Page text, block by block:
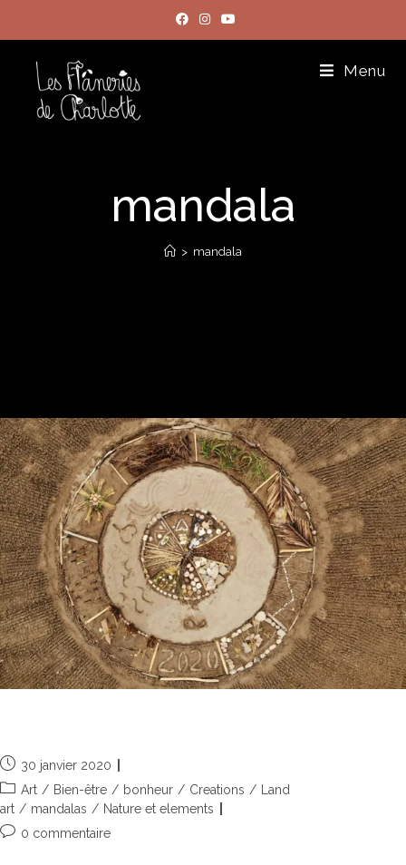
Menu
mandala
> mandala
30 janvier 2020
Art / Bien-être / bonheur / Creations / Land
art / mandalas / Nature et elements
0 commentaire